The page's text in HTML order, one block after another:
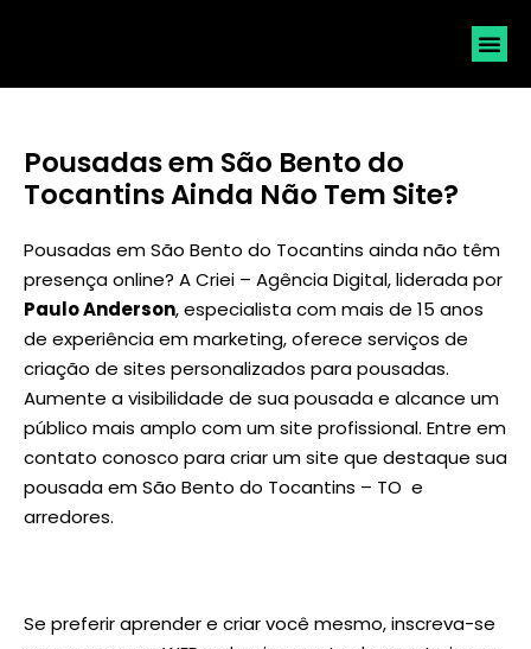
Pousadas em São Bento do
Tocantins Ainda Não Tem Site?
Pousadas em São Bento do Tocantins ainda não têm
presença online? A Criei – Agência Digital, liderada por
Paulo Anderson, especialista com mais de 15 anos
de experiência em marketing, oferece serviços de
criação de sites personalizados para pousadas.
Aumente a visibilidade de sua pousada e alcance um
público mais amplo com um site profissional. Entre em
contato conosco para criar um site que destaque sua
pousada em São Bento do Tocantins – TO e
arredores.
Se preferir aprender e criar você mesmo, inscreva-se